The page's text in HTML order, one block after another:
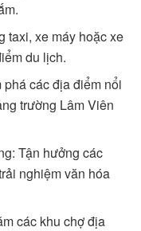
taxi, xe máy hoặc xe
du lịch.
các địa điểm nổi
trường Lâm Viên
Tận hưởng các
nghiệm văn hóa
các khu chợ địa